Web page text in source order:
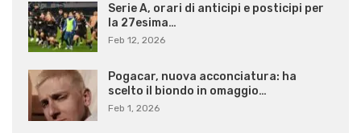
Serie A, orari di anticipi e posticipi per
la 27esima…
Feb 12, 2026
Pogacar, nuova acconciatura: ha
scelto il biondo in omaggio…
Feb 1, 2026